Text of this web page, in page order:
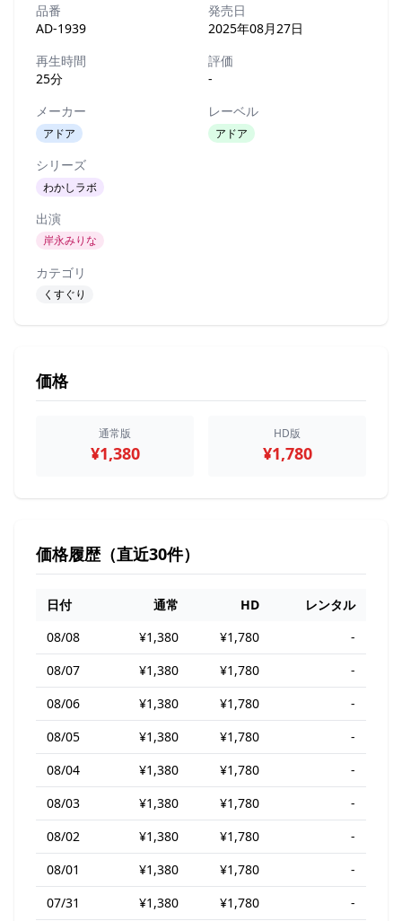
品番
AD-1939
発売日
2025年08月27日
再生時間
25分
評価
-
メーカー
アドア
レーベル
アドア
シリーズ
わかしラボ
出演
岸永みりな
カテゴリ
くすぐり
価格
通常版
¥1,380
HD版
¥1,780
価格履歴（直近30件）
日付 通常 HD
レンタル
08/08
¥1,380 ¥1,780
-
08/07
¥1,380 ¥1,780
-
08/06
¥1,380 ¥1,780
-
08/05
¥1,380 ¥1,780
-
08/04
¥1,380 ¥1,780
-
08/03
¥1,380 ¥1,780
-
08/02
¥1,380 ¥1,780
-
08/01
¥1,380 ¥1,780
-
07/31
¥1,380 ¥1,780 -